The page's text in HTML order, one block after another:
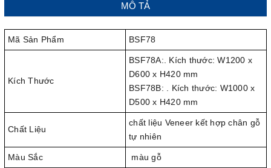
MÔ TẢ
Mã Sản Phẩm BSF78
Kích Thước
BSF78A:. Kích thước: W1200 x
D600 x H420 mm
BSF78B: . Kích thước: W1000 x
D500 x H420 mm
Chất Liệu
chất liệu Veneer kết hợp chân gỗ
tự nhiên
Màu Sắc màu gỗ